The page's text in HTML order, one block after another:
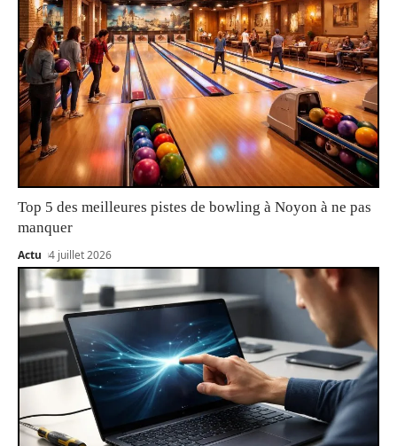
Top 5 des meilleures pistes de bowling à Noyon à ne pas
manquer
Actu 4 juillet 2026